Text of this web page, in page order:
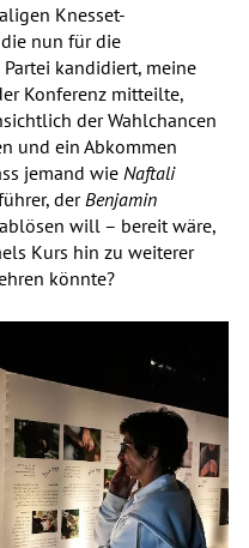
Knesset-
nun für die
kandidiert, meine
Konferenz mitteilte,
der Wahlchancen
und ein Abkommen
jemand wie Naftali
der Benjamin
will – bereit wäre,
Kurs hin zu weiterer
könnte?